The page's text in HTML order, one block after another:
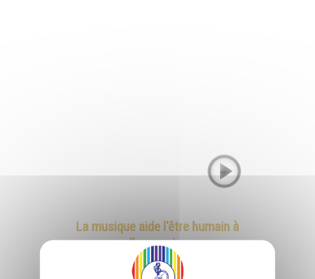
La musique aide l'être humain à
s'harmoniser
Pourquoi l'intelligence cosmique a poussé les êtres